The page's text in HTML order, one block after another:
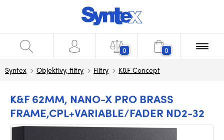
0 0
Syntex Objektivy, filtry Filtry K&F Concept
K&F 62MM, NANO-X PRO BRASS
FRAME,CPL+VARIABLE/FADER ND2-32